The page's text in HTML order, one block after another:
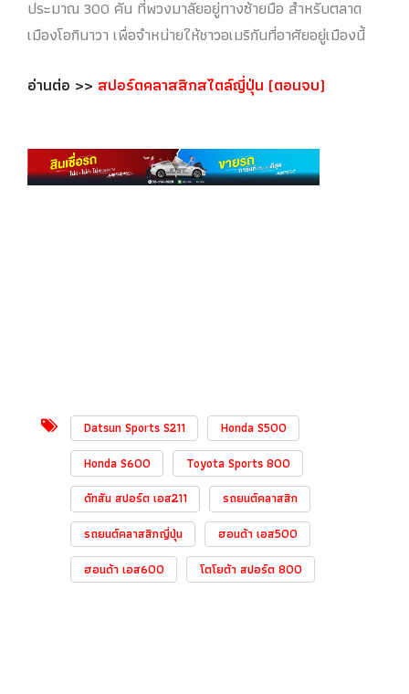
ประมาณ 300 คัน ที่พวงมาลัยอยู่ทางซ้ายมือ สำหรับตลาด
เมืองโอกินาวา เพื่อจำหน่ายให้ชาวอเมริกันที่อาศัยอยู่เมืองนี้
อ่านต่อ >> สปอร์ตคลาสสิกสไตล์ญี่ปุ่น (ตอนจบ)
Datsun Sports S211
Honda S500
Honda S600
Toyota Sports 800
ดัทสัน สปอร์ต เอส211
รถยนต์คลาสสิก
รถยนต์คลาสสิกญี่ปุ่น
ฮอนด้า เอส500
ฮอนด้า เอส600
โตโยต้า สปอร์ต 800